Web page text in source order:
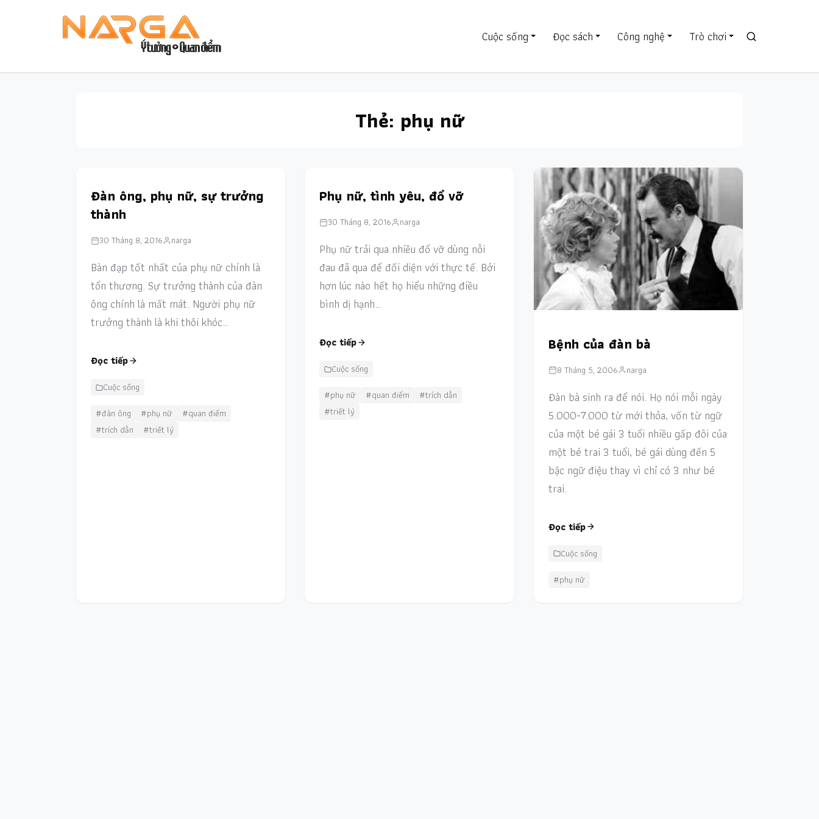
Cuộc sống Đọc sách Công nghệ Trò chơi
Thẻ: phụ nữ
Đàn ông, phụ nữ, sự trưởng
thành
30 Tháng 8, 2016 narga
Bàn đạp tốt nhất của phụ nữ chính là
tổn thương. Sự trưởng thành của đàn
ông chính là mất mát. Người phụ nữ
trưởng thành là khi thôi khóc…
Đọc tiếp
Cuộc sống
#đàn ông
#phụ nữ
#quan điểm
#trích dẫn
#triết lý
Phụ nữ, tình yêu, đổ vỡ
30 Tháng 8, 2016 narga
Phụ nữ trải qua nhiều đổ vỡ dùng nỗi
đau đã qua để đối diện với thực tế. Bởi
hơn lúc nào hết họ hiểu những điều
bình dị hạnh…
Đọc tiếp
Cuộc sống
#phụ nữ
#quan điểm
#trích dẫn
#triết lý
Bệnh của đàn bà
8 Tháng 5, 2006 narga
Đàn bà sinh ra để nói. Họ nói mỗi ngày
5.000-7.000 từ mới thỏa, vốn từ ngữ
của một bé gái 3 tuổi nhiều gấp đôi của
một bé trai 3 tuổi, bé gái dùng đến 5
bậc ngữ điệu thay vì chỉ có 3 như bé
trai.
Đọc tiếp
Cuộc sống
#phụ nữ